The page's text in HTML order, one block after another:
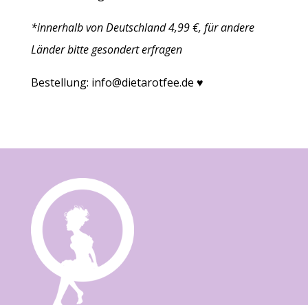
*innerhalb von Deutschland 4,99 €, für andere
Länder bitte gesondert erfragen
Bestellung: info@dietarotfee.de ♥︎